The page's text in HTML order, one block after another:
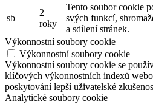
sb
2
roky
Tento soubor cookie
svých funkcí,
a sdílení stránek.
Výkonnostní soubory cookie
Výkonnostní soubory cookie
Výkonnostní soubory cookie se
klíčových výkonnostních indexů
poskytování lepší uživatelské
Analytické soubory cookie